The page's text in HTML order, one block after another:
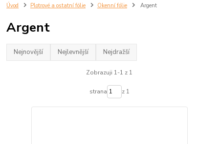
Úvod Plotrové a ostatní fólie Okenní fólie Argent
Argent
Nejnovější Nejlevnější Nejdražší
Zobrazuji 1-1 z 1
strana z 1